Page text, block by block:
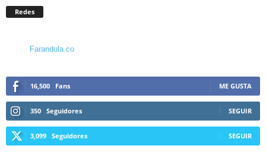
Redes
Farandula.co
16,500 Fans ME GUSTA
350 Seguidores SEGUIR
3,099 Seguidores SEGUIR